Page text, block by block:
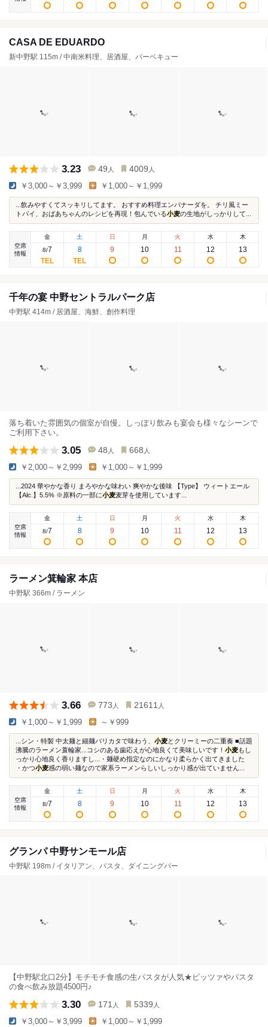
CASA DE EDUARDO
新中野駅 115m / 中南米料理、居酒屋、バーベキュー
3.23 49 人 4009 人
￥3,000～￥3,999 ￥1,000～￥1,999
...飲みやすくてスッキリしてます。 おすすめ料理エンパナーダを。 チリ風ミー
トパイ、おばあちゃんのレシピを再現！包んでいる小麦の生地がしっかりして...
空席
情報
金
8/7
土
8
日
9
月
10
火
11
水
12
木
13
千年の宴 中野セントラルパーク店
中野駅 414m / 居酒屋、海鮮、創作料理
落ち着いた雰囲気の個室が自慢。しっぽり飲みも宴会も様々なシーンで
ご利用下さい。
3.05 48 人 668 人
￥2,000～￥2,999 ￥1,000～￥1,999
...2024 華やかな香り まろやかな味わい 爽やかな後味 【Type】 ウィートエール
【Alc.】5.5% ※原料の一部に小麦麦芽を使用しています...
空席
情報
金
8/7
土
8
日
9
月
10
火
11
水
12
木
13
ラーメン箕輪家 本店
中野駅 366m / ラーメン
3.66 773 人 21611 人
￥1,000～￥1,999 ～￥999
...シン・特製 中太麺と細麺バリカタで味わう、 小麦とクリーミーの二重奏 ■話題
沸騰のラーメン蓑輪家...コシのある歯応えが心地良くて美味しいです！ 小麦もし
っかり心地良く香りますし...・麺硬め指定なのにかなり柔らかく出てきました
・かつ小麦感の弱い麺なので家系ラーメンらしいしっかり感が出ていません...
空席
情報
金
8/7
土
8
日
9
月
10
火
11
水
12
木
13
グランパ 中野サンモール店
中野駅 198m / イタリアン、パスタ、ダイニングバー
【中野駅北口2分】モチモチ食感の生パスタが人気★ピッツァやパスタ
の食べ飲み放題4500円♪
3.30 171 人 5339 人
￥3,000～￥3,999 ￥1,000～￥1,999